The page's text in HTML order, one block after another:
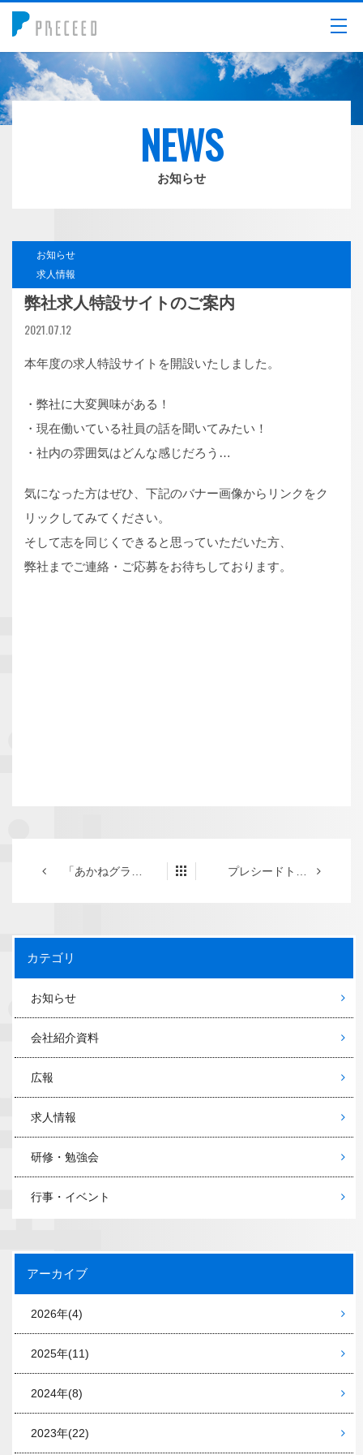
メニュー
NEWS
お知らせ
お知らせ
求人情報
弊社求人特設サイトのご案内
2021.07.12
本年度の求人特設サイトを開設いたしました。
・弊社に大変興味がある！
・現在働いている社員の話を聞いてみたい！
・社内の雰囲気はどんな感じだろう…
気になった方はぜひ、下記のバナー画像からリンクをク
リックしてみてください。
そして志を同じくできると思っていただいた方、
弊社までご連絡・ご応募をお待ちしております。
「あかねグラノラ・ロングライフ」のクラウドファンディング先行注文を開始いたしました
カテゴリ
お知らせ
会社紹介資料
広報
求人情報
研修・勉強会
行事・イベント
アーカイブ
2026年(4)
2025年(11)
2024年(8)
2023年(22)